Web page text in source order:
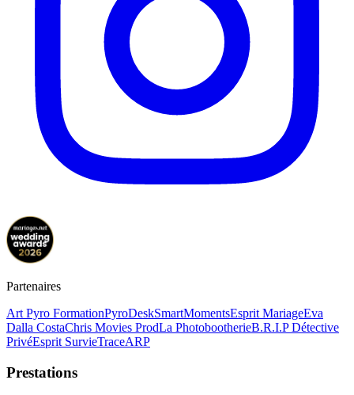
Partenaires
Art Pyro FormationPyroDeskSmartMomentsEsprit MariageEva
Dalla CostaChris Movies ProdLa PhotobootherieB.R.I.P Détective
PrivéEsprit SurvieTraceARP
Prestations